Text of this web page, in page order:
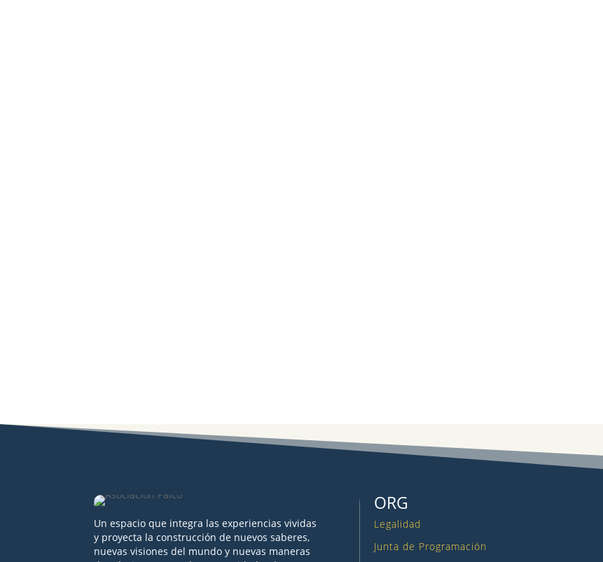
Un espacio que integra las experiencias vividas
y proyecta la construcción de nuevos saberes,
nuevas visiones del mundo y nuevas maneras
ORG
Legalidad
Junta de Programación